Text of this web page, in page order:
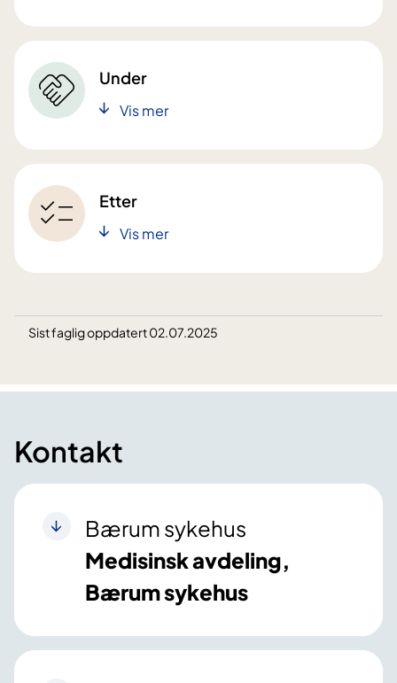
Under
Vis mer
Etter
Vis mer
Sist faglig oppdatert 02.07.2025
Kontakt
Bærum sykehus
Medisinsk avdeling,
Bærum sykehus